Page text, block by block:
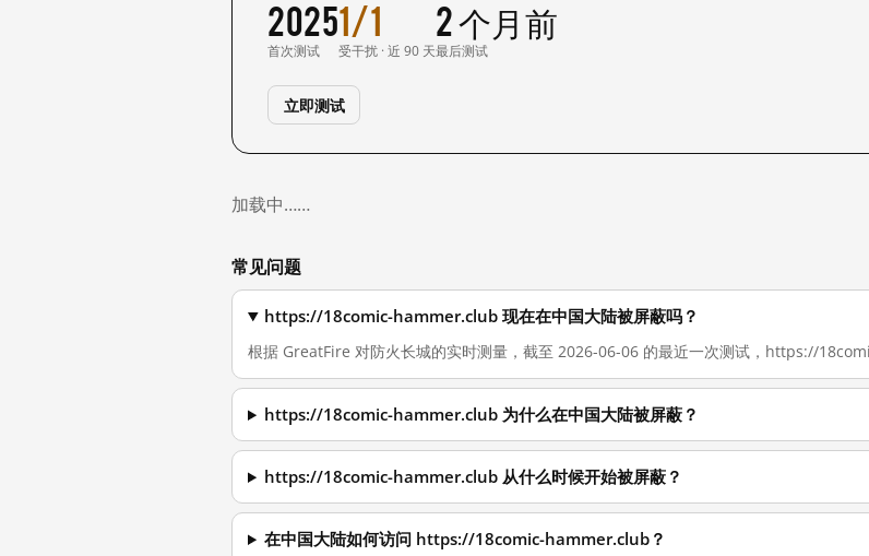
2025
首次测试
1/1
受干扰 · 近 90 天
2 个月前
最后测试
立即测试
加载中……
常见问题
https://18comic-hammer.club 现在在中国大陆被屏蔽吗？
根据 GreatFire 对防火长城的实时测量，截至 2026-06-06 的最近一次测试，https://
https://18comic-hammer.club 为什么在中国大陆被屏蔽？
https://18comic-hammer.club 从什么时候开始被屏蔽？
在中国大陆如何访问 https://18comic-hammer.club？